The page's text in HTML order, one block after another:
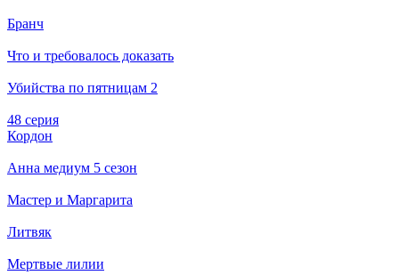
Бранч
Что и требовалось доказать
Убийства по пятницам 2
48 серия
Кордон
Анна медиум 5 сезон
Мастер и Маргарита
Литвяк
Мертвые лилии